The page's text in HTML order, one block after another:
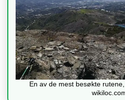
En av de mest besøkte